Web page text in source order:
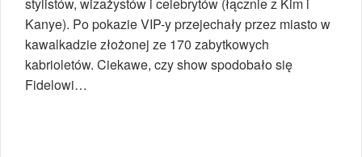
Kanye). Po pokazie VIP-y przejechały przez miasto w
kawalkadzie złożonej ze 170 zabytkowych
kabrioletów. Ciekawe, czy show spodobało się
Fidelowi…